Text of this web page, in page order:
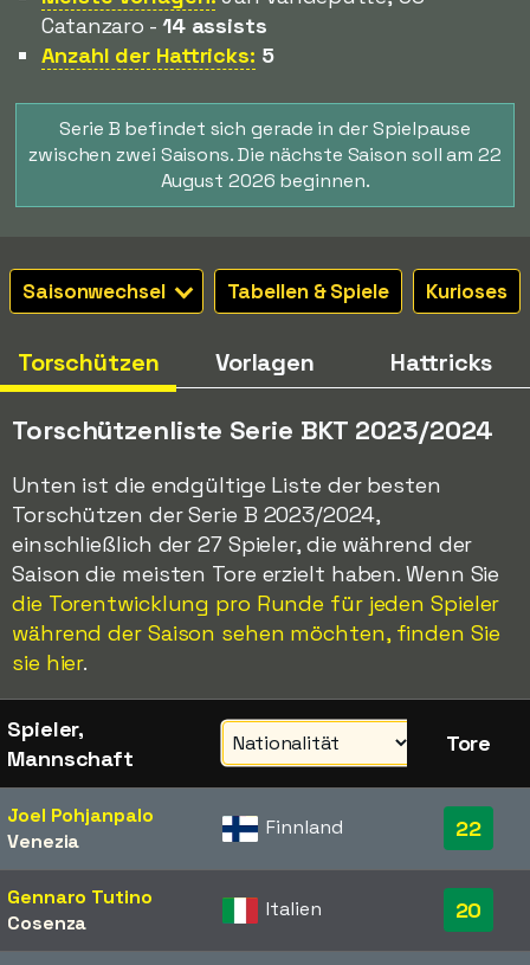
Catanzaro - 14 assists
Anzahl der Hattricks: 5
Serie B befindet sich gerade in der Spielpause
zwischen zwei Saisons. Die nächste Saison soll am 22
August 2026 beginnen.
Saisonwechsel Tabellen & Spiele Kurioses
Torschützen Vorlagen Hattricks
Torschützenliste Serie BKT 2023/2024
Unten ist die endgültige Liste der besten
Torschützen der Serie B 2023/2024,
einschließlich der 27 Spieler, die während der
Saison die meisten Tore erzielt haben. Wenn Sie
die Torentwicklung pro Runde für jeden Spieler
während der Saison sehen möchten, finden Sie
sie hier.
Spieler,
Mannschaft
Tore
Joel Pohjanpalo
Venezia
Finnland 22
Gennaro Tutino
Cosenza
Italien 20